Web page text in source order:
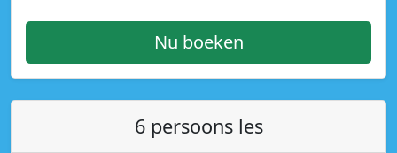
Nu boeken
6 persoons les